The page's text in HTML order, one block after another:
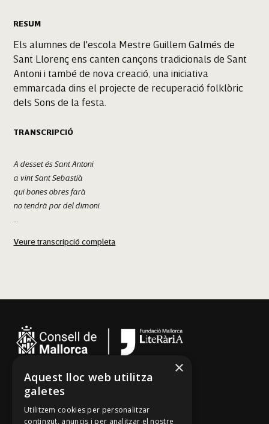
RESUM
Els alumnes de l'escola Mestre Guillem Galmés de
Sant Llorenç ens canten cançons tradicionals de Sant
Antoni i també de nova creació, una iniciativa
emmarcada dins el projecte de recuperació folklòric
dels Sons de la festa.
TRANSCRIPCIÓ
A desset és Sant Antoni
a vint Sant Sebastià
qui bones obres farà
no tendrà por del dimoni.
per dins mates i clapers
Veure transcripció completa
Cançoner
Tradicionari
×
Aquest lloc web utilitza
galetes
Utilitzem cookies per personalitzar
contingut, anuncis i per analitzar el nostre